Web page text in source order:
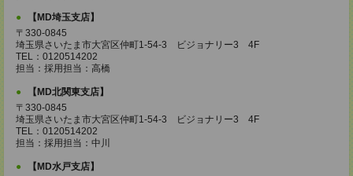
【MD埼玉支店】
〒330-0845
埼玉県さいたま市大宮区仲町1-54-3 ビジョナリー3 4F
TEL：0120514202
担当：採用担当：高橋
【MD北関東支店】
〒330-0845
埼玉県さいたま市大宮区仲町1-54-3 ビジョナリー3 4F
TEL：0120514202
担当：採用担当：中川
【MD水戸支店】